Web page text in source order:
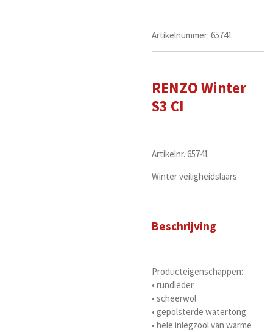
Artikelnummer: 65741
RENZO Winter
S3 CI
Artikelnr. 65741
Winter veiligheidslaars
Beschrijving
Producteigenschappen:
• rundleder
• scheerwol
• gepolsterde watertong
• hele inlegzool van warme